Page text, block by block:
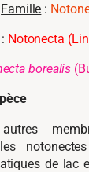
Famille :
: Notonecta
borealis
de lac